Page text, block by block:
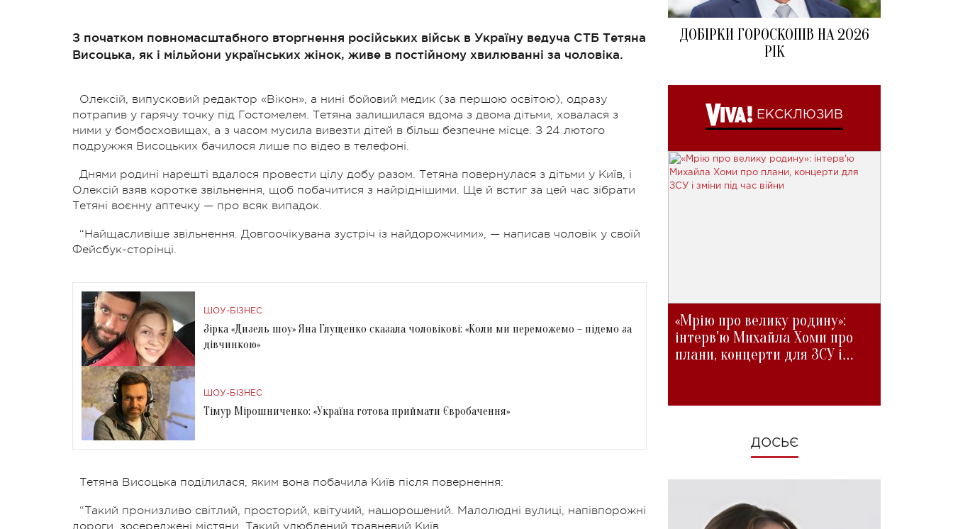
З початком повномасштабного вторгнення російських військ в Україну ведуча СТБ Тетяна
Висоцька, як і мільйони українських жінок, живе в постійному хвилюванні за чоловіка.
Олексій, випусковий редактор «Вікон», а нині бойовий медик (за першою освітою), одразу
потрапив у гарячу точку під Гостомелем. Тетяна залишилася вдома з двома дітьми, ховалася з
ними у бомбосховищах, а з часом мусила вивезти дітей в більш безпечне місце. З 24 лютого
подружжя Висоцьких бачилося лише по відео в телефоні.
Днями родині нарешті вдалося провести цілу добу разом. Тетяна повернулася з дітьми у Київ, і
Олексій взяв коротке звільнення, щоб побачитися з найріднішими. Ще й встиг за цей час зібрати
Тетяні воєнну аптечку — про всяк випадок.
“Найщасливіше звільнення. Довгоочікувана зустріч із найдорожчими», — написав чоловік у своїй
Фейсбук-сторінці.
ШОУ-БІЗНЕС
Зірка «Дизель шоу» Яна Глущенко сказала чоловікові: «Коли ми переможемо – підемо за
дівчинкою»
ШОУ-БІЗНЕС
Тімур Мірошниченко: «Україна готова приймати Євробачення»
Тетяна Висоцька поділилася, яким вона побачила Київ після повернення:
“Такий пронизливо світлий, просторий, квітучий, нашорошений. Малолюдні вулиці, напівпорожні
дороги, зосереджені містяни. Такий улюблений травневий Київ.
ДОБІРКИ ГОРОСКОПІВ НА 2026
РІК
ЕКСКЛЮЗИВ
«Мрію про велику родину»:
інтерв'ю Михайла Хоми про
плани, концерти для ЗСУ і
ДОСЬЄ